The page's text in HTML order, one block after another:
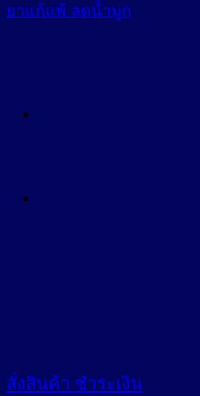
ยาแก้แพ้ ลดน้ำมูก
สั่งสินค้า ชำระเงิน